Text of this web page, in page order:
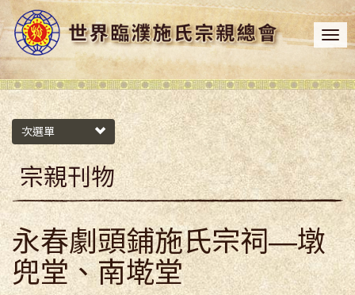
次選單
宗親刊物
永春劇頭鋪施氏宗祠—墩
兜堂、南墘堂